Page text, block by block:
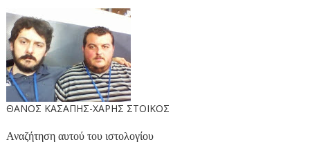
ΘΑΝΟΣ ΚΑΣΑΠΗΣ-ΧΑΡΗΣ ΣΤΟΙΚΟΣ
Αναζήτηση αυτού του ιστολογίου